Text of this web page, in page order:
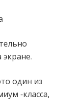
один из
-класса,